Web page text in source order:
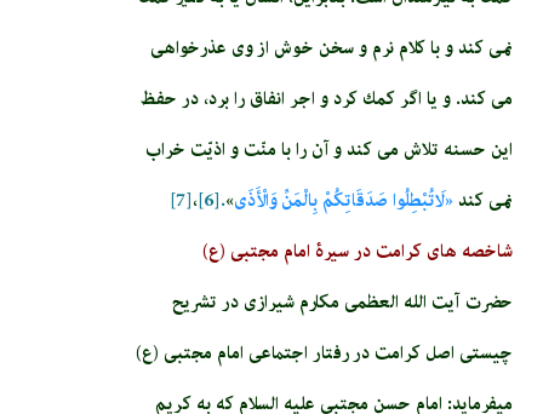
نمى‏ كند و با كلام نرم و سخن خوش از وى عذرخواهى
مى ‏كند. و يا اگر كمك كرد و اجر انفاق را برد، در حفظ
اين حسنه تلاش مى ‏كند و آن را با منّت و اذيّت خراب
نمى‏ كند «لَاتُبْطِلُوا صَدَقَاتِكُمْ بِالْمَنِّ وَالْأَذَى»
.[6] ،[7]
شاخصه های کرامت در سیرۀ امام مجتبی (ع)
حضرت آیت الله العظمی مکارم شیرازی در تشریح
چیستی اصل کرامت در رفتار اجتماعی امام مجتبی (ع)
می­فرماید: امام‏ حسن‏ مجتبى عليه السلام كه به كريم